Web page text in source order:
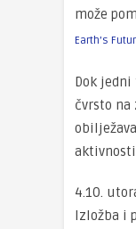
može
Earth’s
Dok
čvrsto na
4.10.
Izložba i